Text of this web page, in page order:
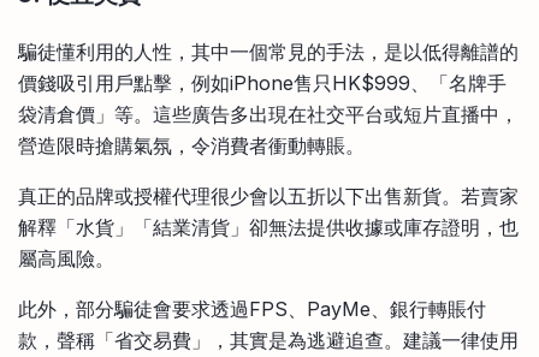
騙徒懂利用的人性，其中一個常見的手法，是以低得離譜的
價錢吸引用戶點擊，例如iPhone售只HK$999、「名牌手
袋清倉價」等。這些廣告多出現在社交平台或短片直播中，
營造限時搶購氣氛，令消費者衝動轉賬。
真正的品牌或授權代理很少會以五折以下出售新貨。若賣家
解釋「水貨」「結業清貨」卻無法提供收據或庫存證明，也
屬高風險。
此外，部分騙徒會要求透過FPS、PayMe、銀行轉賬付
款，聲稱「省交易費」，其實是為逃避追查。建議一律使用